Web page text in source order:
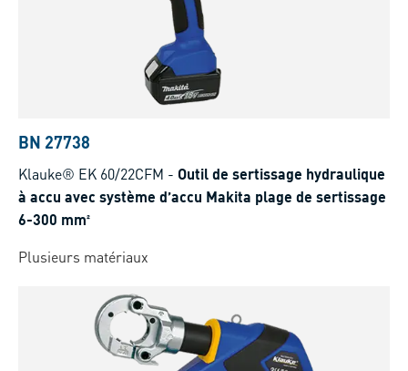
BN 27738
Klauke® EK 60/22CFM - Outil de sertissage hydraulique
à accu avec système d’accu Makita plage de sertissage
6-300 mm²
Plusieurs matériaux